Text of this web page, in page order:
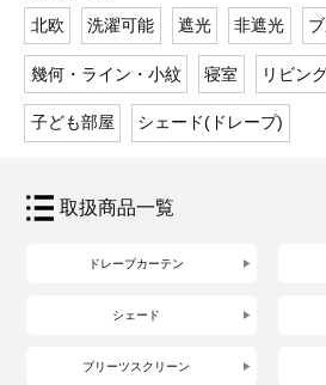
北欧
洗濯可能 遮光 非遮光
幾何・ライン・小紋 寝室 リビン
子ども部屋 シェード(ドレープ)
取扱商品一覧
ドレープカーテン
シェード
プリーツスクリーン